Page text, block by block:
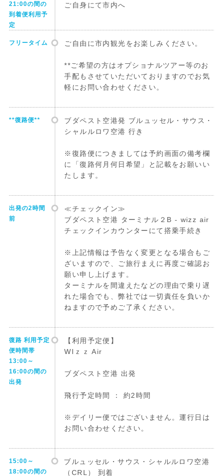
21:00の間の
到着便利用予
定
ご自身にて市内へ
フリータイム ご自由に市内観光をお楽しみください。
**ご希望の方はオプショナルツアー等のお
手配もさせていただいておりますのでお気
軽にお問い合わせください。
**復路便**
ブダペスト空港発 ブルュッセル・サウス・
シャルルロワ空港 行き
※復路便につきましては予約画面の備考欄
に「復路何月何日希望」と記載をお願いい
たします。
出発の2時間
前
≪チェックイン≫
ブダペスト空港 ターミナル２B - wizz air
チェックインカウンターにて搭乗手続き
※上記情報は予告なく変更となる場合もご
ざいますので、ご旅行まえに再度ご確認お
願い申し上げます。
ターミナルを間違えたなどの理由で乗り遅
れた場合でも、弊社では一切責任を負いか
ねますので予めご了承ください。
復路 利用予定
便時間帯
13:00～
16:00の間の
出発
【利用予定便】
WIｚｚ Air
ブダペスト空港 出発
飛行予定時間 ： 約2時間
※デイリー便ではございません。運行日は
お問い合わせください。
15:00～
18:00の間の
ブルュッセル・サウス・シャルルロワ空港
（CRL） 到着